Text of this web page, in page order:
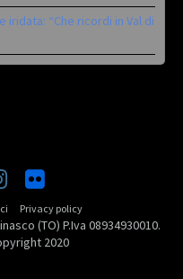
iridata: “Che ricordi in Val di
Privacy policy
(TO) P.Iva 08934930010.
2020